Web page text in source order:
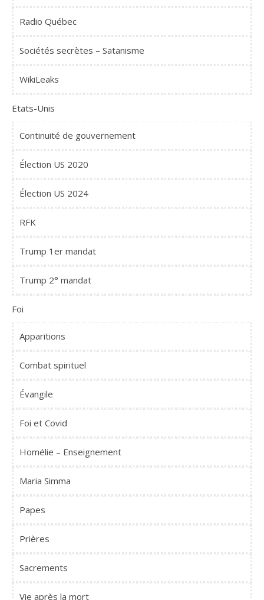
Radio Québec
Sociétés secrètes – Satanisme
WikiLeaks
Etats-Unis
Continuité de gouvernement
Élection US 2020
Élection US 2024
RFK
Trump 1er mandat
Trump 2° mandat
Foi
Apparitions
Combat spirituel
Évangile
Foi et Covid
Homélie – Enseignement
Maria Simma
Papes
Prières
Sacrements
Vie après la mort